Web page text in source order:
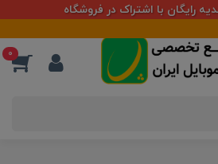
رایگان با اشتراک در فروشگاه
0